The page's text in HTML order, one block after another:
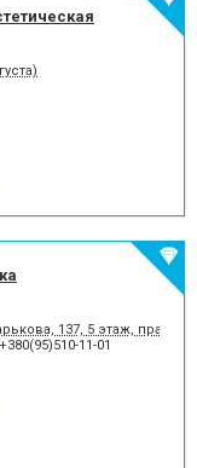
137, 5 этаж, правое
+380(95)510-11-01